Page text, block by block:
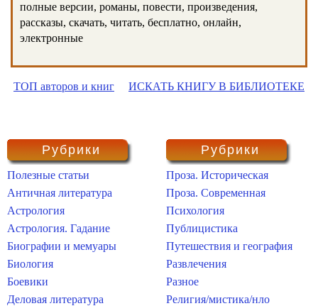
полные версии, романы, повести, произведения,
рассказы, скачать, читать, бесплатно, онлайн,
электронные
ТОП авторов и книг ИСКАТЬ КНИГУ В БИБЛИОТЕКЕ
Рубрики
Полезные статьи
Античная литература
Астрология
Астрология. Гадание
Биографии и мемуары
Биология
Боевики
Деловая литература
Рубрики
Проза. Историческая
Проза. Современная
Психология
Публицистика
Путешествия и география
Развлечения
Разное
Религия/мистика/нло